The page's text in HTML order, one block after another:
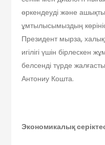
өркендеуді және
ұмтылысымыздың
Президент мырза,
игілігі үшін бірлескен
белсенді түрде
Антониу Кошта.
Экономикалық